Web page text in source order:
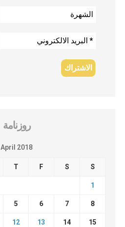
روزنامة
April 2018
T F S S
1
5 6 7 8
12 13 14 15